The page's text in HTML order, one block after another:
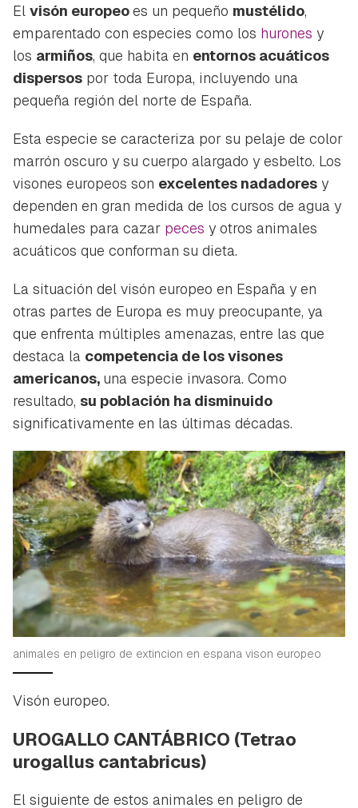
El visón europeoes un pequeño mustélido,
emparentado con especies como los hurones y
los armiños, que habita en entornos acuáticos
dispersos por toda Europa, incluyendo una
pequeña región del norte de España.
Esta especie se caracteriza por su pelaje de color
marrón oscuro y su cuerpo alargado y esbelto. Los
visones europeos son excelentes nadadores y
dependen en gran medida de los cursos de agua y
humedales para cazar peces y otros animales
acuáticos que conforman su dieta.
La situación del visón europeo en España y en
otras partes de Europa es muy preocupante, ya
que enfrenta múltiples amenazas, entre las que
destaca la competencia de los visones
americanos, una especie invasora. Como
resultado, su población ha disminuido
significativamente en las últimas décadas.
animales en peligro de extincion en espana vison europeo
Visón europeo.
UROGALLO CANTÁBRICO (Tetrao
urogallus cantabricus)
El siguiente de estos animales en peligro de